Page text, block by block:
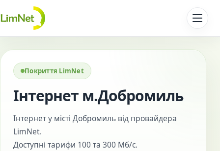
Перейти до контенту
Покриття LimNet
Інтернет м.Добромиль
Інтернет у місті Добромиль від провайдера
LimNet.
Доступні тарифи 100 та 300 Мб/с.